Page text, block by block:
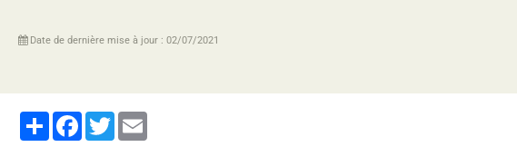
Date de dernière mise à jour : 02/07/2021
PartagerFacebook
Twitter